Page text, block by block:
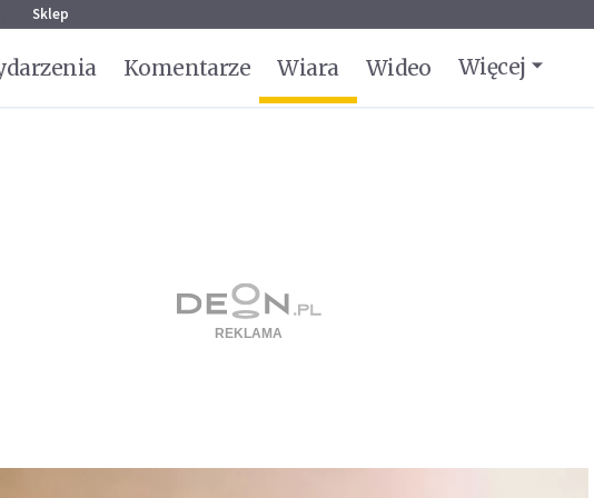
Sklep
Komentarze Wiara Wideo Więcej